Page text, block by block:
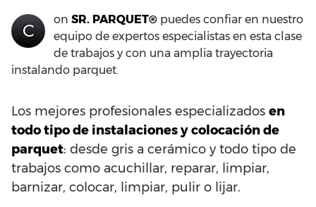
C
on SR. PARQUET® puedes confiar en nuestro
equipo de expertos especialistas en esta clase
de trabajos y con una amplia trayectoria
instalando parquet.
Los mejores profesionales especializados en
todo tipo de instalaciones y colocación de
parquet: desde gris a cerámico y todo tipo de
trabajos como acuchillar, reparar, limpiar,
barnizar, colocar, limpiar, pulir o lijar.